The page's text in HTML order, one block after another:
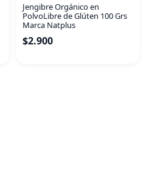
Jengibre Orgánico en
PolvoLibre de Glúten 100 Grs
Marca Natplus
$2.900